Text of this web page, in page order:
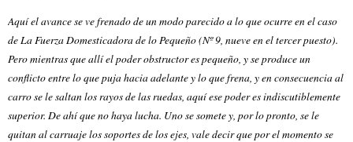
Aquí el avance se ve frenado de un modo parecido a lo que ocurre en el caso
de La Fuerza Domesticadora de lo Pequeño (Nº 9, nueve en el tercer puesto).
Pero mientras que allí el poder obstructor es pequeño, y se produce un
conflicto entre lo que puja hacia adelante y lo que frena, y en consecuencia al
carro se le saltan los rayos de las ruedas, aquí ese poder es indiscutiblemente
superior. De ahí que no haya lucha. Uno se somete y, por lo pronto, se le
quitan al carruaje los soportes de los ejes, vale decir que por el momento se